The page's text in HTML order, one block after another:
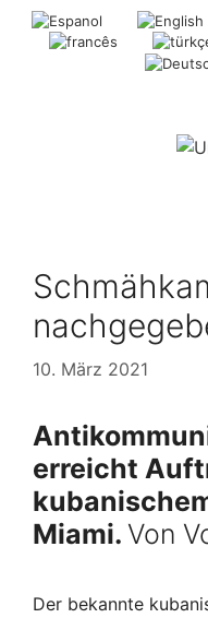
Springe
10. März 2021
erreicht
Miami. Von
Der bekannte